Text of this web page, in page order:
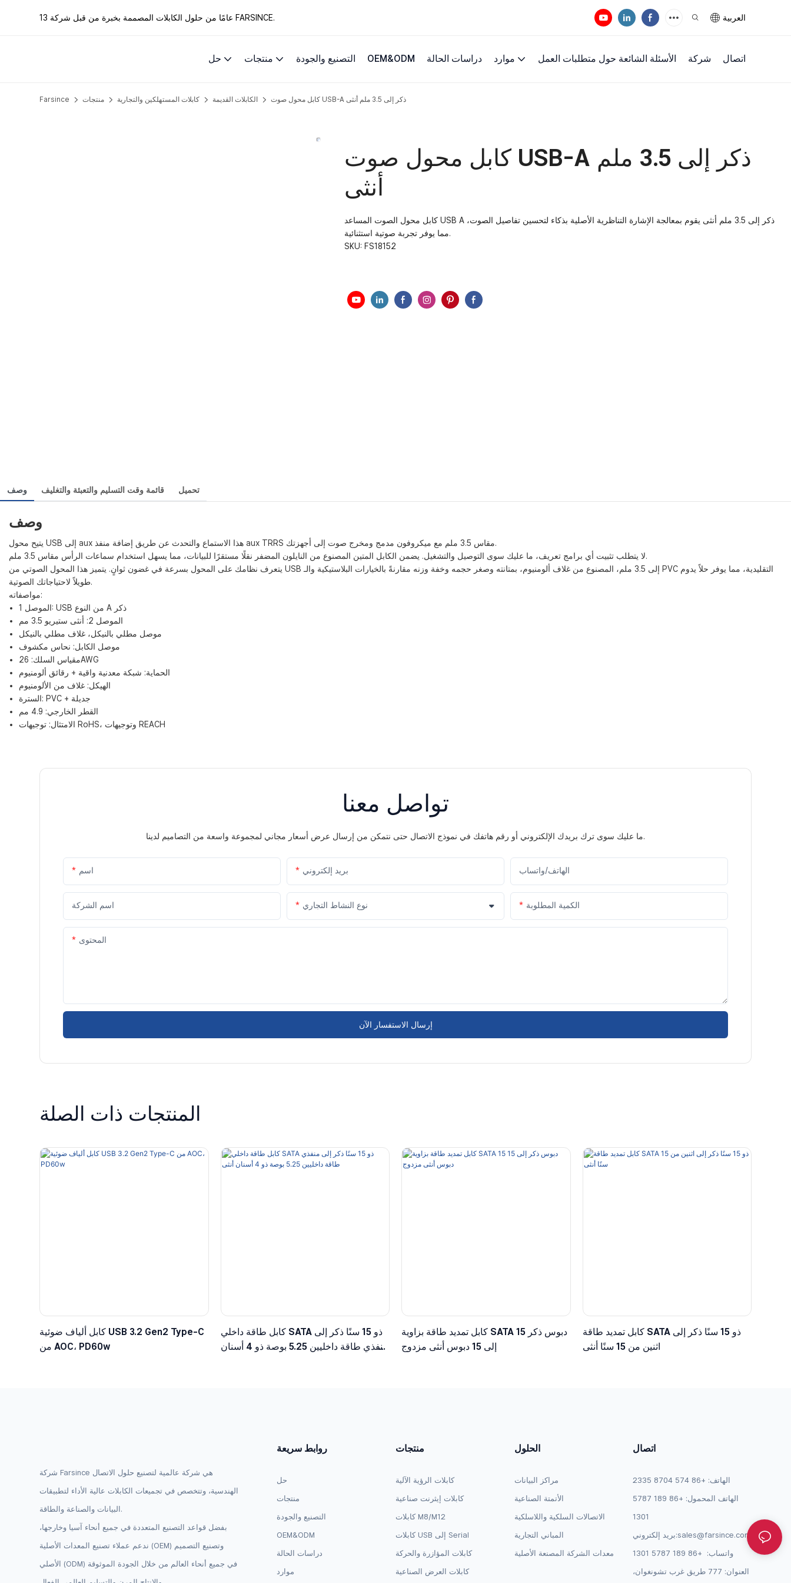
13 عامًا من حلول الكابلات المصممة بخبرة من قبل شركة FARSINCE. العربية
حل منتجات التصنيع والجودة OEM&ODM دراسات الحالة موارد الأسئلة الشائعة حول متطلبات العمل شركة اتصال
Farsince منتجات كابلات المستهلكين والتجارية الكابلات القديمة كابل محول صوت USB-A ذكر إلى 3.5 ملم أنثى
كابل محول صوت USB-A ذكر إلى 3.5 ملم
أنثى
كابل محول الصوت المساعد USB A ذكر إلى 3.5 ملم أنثى يقوم بمعالجة الإشارة التناظرية الأصلية بذكاء لتحسين تفاصيل الصوت،
مما يوفر تجربة صوتية استثنائية.
SKU: FS18152
وصف قائمة وقت التسليم والتعبئة والتغليف تحميل
وصف
يتيح محول USB إلى aux هذا الاستماع والتحدث عن طريق إضافة منفذ aux TRRS مقاس 3.5 ملم مع ميكروفون مدمج ومخرج صوت إلى أجهزتك.
لا يتطلب تثبيت أي برامج تعريف، ما عليك سوى التوصيل والتشغيل. يضمن الكابل المتين المصنوع من النايلون المضفر نقلًا مستقرًا للبيانات، مما يسهل استخدام سماعات الرأس مقاس 3.5 ملم.
يتعرف نظامك على المحول بسرعة في غضون ثوانٍ. يتميز هذا المحول الصوتي من USB إلى 3.5 ملم، المصنوع من غلاف ألومنيوم، بمتانته وصغر حجمه وخفة وزنه مقارنةً بالخيارات البلاستيكية والـ PVC التقليدية، مما يوفر حلاً يدوم
طويلاً لاحتياجاتك الصوتية.
مواصفاته:
الموصل 1: USB من النوع A ذكر
الموصل 2: ​​أنثى ستيريو 3.5 مم
موصل مطلي بالنيكل، غلاف مطلي بالنيكل
موصل الكابل: نحاس مكشوف
مقياس السلك: 26AWG
الحماية: شبكة معدنية واقية + رقائق ألومنيوم
الهيكل: غلاف من الألومنيوم
السترة: PVC + جديلة
القطر الخارجي: 4.9 مم
الامتثال: توجيهات RoHS، وتوجيهات REACH
تواصل معنا
ما عليك سوى ترك بريدك الإلكتروني أو رقم هاتفك في نموذج الاتصال حتى نتمكن من إرسال عرض أسعار مجاني لمجموعة واسعة من التصاميم لدينا.
اسم بريد إلكتروني الهاتف/واتساب
اسم الشركة نوع النشاط التجاري الكمية المطلوبة
المحتوى
إرسال الاستفسار الآن
المنتجات ذات الصلة
كابل ألياف ضوئية USB 3.2 Gen2 Type-C
من AOC، PD60w
كابل طاقة داخلي SATA ذو 15 سنًا ذكر إلى
منفذي طاقة داخليين 5.25 بوصة ذو 4 أسنان
كابل تمديد طاقة بزاوية SATA 15 دبوس ذكر
إلى 15 دبوس أنثى مزدوج
كابل تمديد طاقة SATA ذو 15 سنًا ذكر إلى
اثنين من 15 سنًا أنثى
شركة Farsince هي شركة عالمية لتصنيع حلول الاتصال
الهندسية، وتتخصص في تجميعات الكابلات عالية الأداء لتطبيقات
البيانات والصناعة والطاقة.
بفضل قواعد التصنيع المتعددة في جميع أنحاء آسيا وخارجها،
ندعم عملاء تصنيع المعدات الأصلية (OEM) وتصنيع التصميم
الأصلي (ODM) في جميع أنحاء العالم من خلال الجودة الموثوقة
روابط سريعة
حل
منتجات
التصنيع والجودة
OEM&ODM
دراسات الحالة
موارد
منتجات
كابلات الرؤية الآلية
كابلات إيثرنت صناعية
كابلات M8/M12
كابلات USB إلى Serial
كابلات المؤازرة والحركة
كابلات العرض الصناعية
الحلول
مراكز البيانات
الأتمتة الصناعية
الاتصالات السلكية واللاسلكية
المباني التجارية
معدات الشركة المصنعة الأصلية
اتصال
الهاتف: +86 574 8704 2335
الهاتف المحمول: +86 189 5787
1301
بريد إلكتروني:sales@farsince.com
واتساب: +86 189 5787 1301
العنوان: 777 طريق غرب تشونغوان،